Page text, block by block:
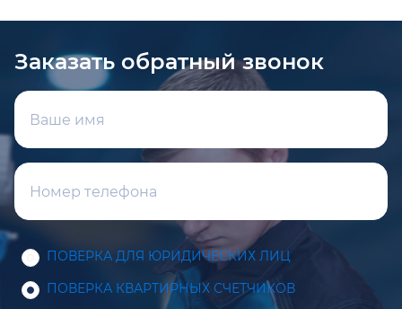
Заказать обратный звонок
ПОВЕРКА ДЛЯ ЮРИДИЧЕСКИХ ЛИЦ
ПОВЕРКА КВАРТИРНЫХ СЧЕТЧИКОВ